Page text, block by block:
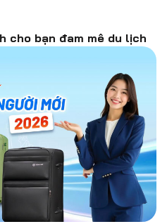
cho bạn đam mê du lịch